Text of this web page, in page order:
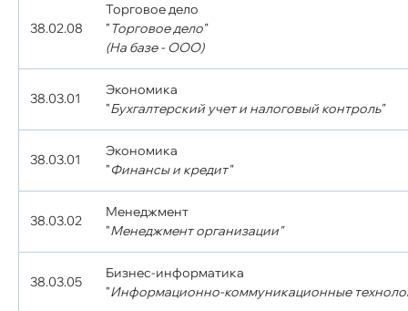
38.02.08
Торговое дело
"Торговое дело"
(На базе - ООО)
38.03.01
Экономика
"Бухгалтерский учет и налоговый контроль"
38.03.01
Экономика
"Финансы и кредит"
38.03.02
Менеджмент
"Менеджмент организации"
38.03.05
Бизнес-информатика
"Информационно-коммуникационные